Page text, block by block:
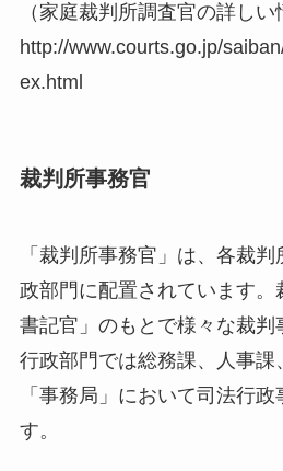
（家庭裁判所調査官の詳しい
http://www.courts.go.jp/
ex.html
裁判所事務官
「裁判所事務官」は、各裁
政部門に配置されています。
書記官」のもとで様々な裁判
行政部門では総務課、人事課
「事務局」において司法行
す。